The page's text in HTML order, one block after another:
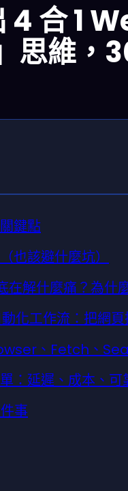
合 1
思維，
鍵點
也該避什麼坑）
在解什麼痛？為什
化工作流：把網
、Fetch、
：延遲、成本、可
事